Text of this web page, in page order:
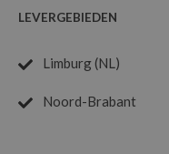
LEVERGEBIEDEN
Limburg (NL)
Noord-Brabant